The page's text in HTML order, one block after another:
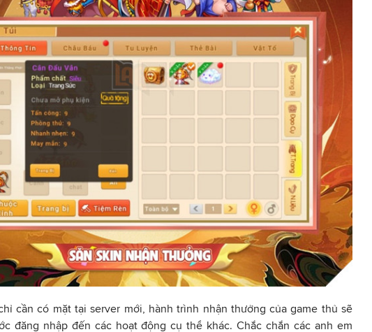
cần có mặt tại server mới, hành trình nhận thưởng của game thủ sẽ
đăng nhập đến các hoạt động cụ thể khác. Chắc chắn các anh em